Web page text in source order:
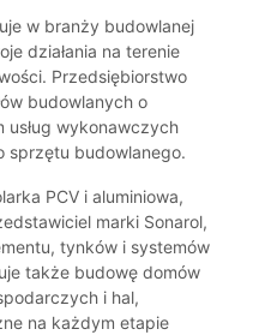
w branży budowlanej
działania na terenie
Przedsiębiorstwo
budowlanych o
usług wykonawczych
sprzętu budowlanego.
PCV i aluminiowa,
marki Sonarol,
tynków i systemów
także budowę domów
i hal,
na każdym etapie